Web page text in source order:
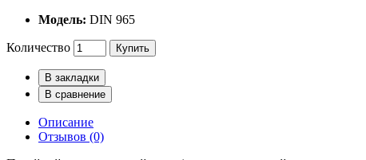
Модель: DIN 965
Количество Купить
В закладки
В сравнение
Описание
Отзывов (0)